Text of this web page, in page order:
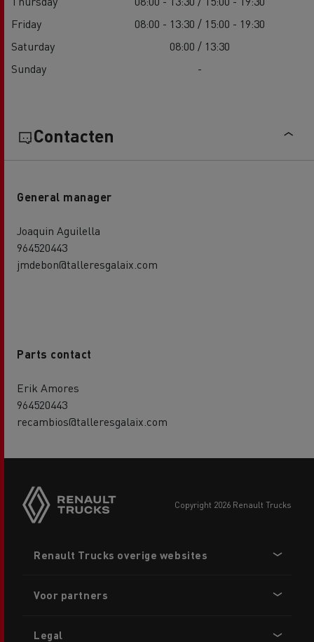
Friday
08:00 - 13:30 / 15:00 - 19:30
Saturday
08:00 / 13:30
Sunday
-
Contacten
General manager
Joaquin Aguilella
964520443
jmdebon@talleresgalaix.com
Parts contact
Erik Amores
964520443
recambios@talleresgalaix.com
copyright 2026 Renault Trucks
menu
Renault Trucks overige websites
Voor partners
Legal